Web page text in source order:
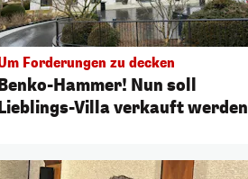
Forderungen zu decken
Hammer! Nun soll
Villa verkauft werden